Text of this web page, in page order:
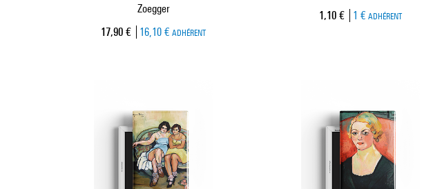
Zoegger
Prix ​​actuel
17,90 € 16,10 € ADHÉRENT
Prix ​​actuel
1,10 € 1 € ADHÉRENT